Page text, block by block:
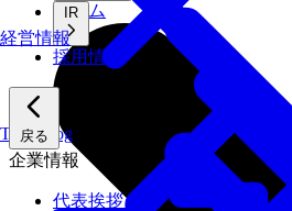
Tech Blog
IR
採用情報
戻る
企業情報
代表挨拶
経営情報
ホーム